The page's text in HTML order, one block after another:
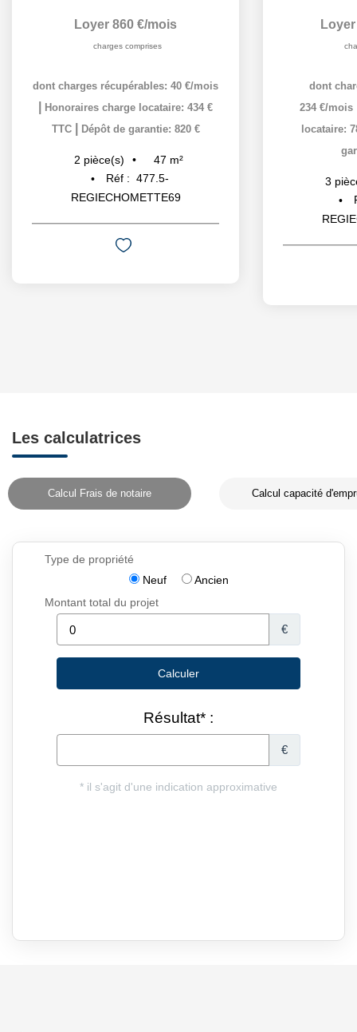
Loyer 860 €/mois
charges comprises
dont charges récupérables: 40 €/mois
Honoraires charge locataire: 434 €
TTC
Dépôt de garantie: 820 €
2 pièce(s) 47 m²
Réf : 477.5-
REGIECHOMETTE69
dont
234 €/mois
locataire:
3
Les calculatrices
Calcul Frais de notaire Calcul capacité